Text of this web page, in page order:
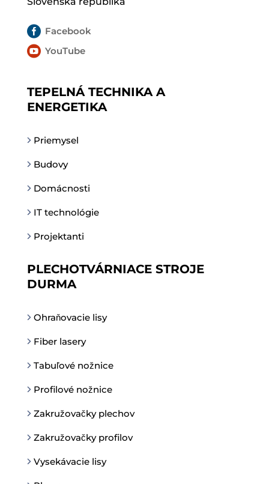
 Facebook
 YouTube
TEPELNÁ TECHNIKA A
ENERGETIKA
Priemysel
Budovy
Domácnosti
IT technológie
Projektanti
PLECHOTVÁRNIACE STROJE
DURMA
Ohraňovacie lisy
Fiber lasery
Tabuľové nožnice
Profilové nožnice
Zakružovačky plechov
Zakružovačky profilov
Vysekávacie lisy